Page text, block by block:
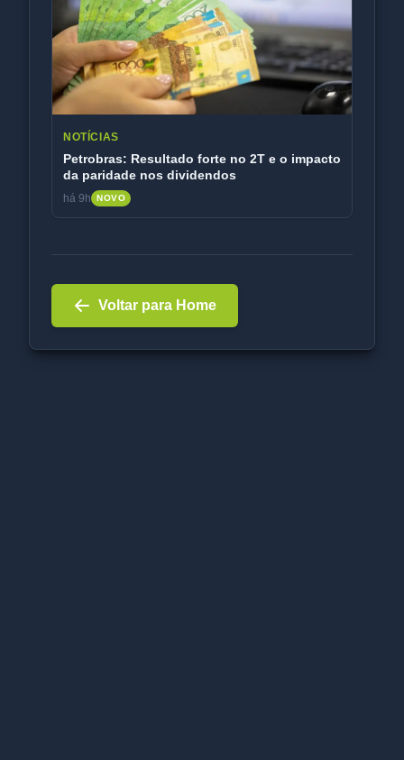
NOTÍCIAS
Petrobras: Resultado forte no 2T e o impacto
da paridade nos dividendos
há 9h NOVO
Voltar para Home